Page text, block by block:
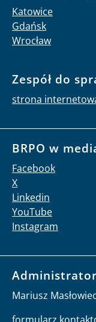
Katowice
Gdańsk
Wrocław
Zespół do
strona
BRPO w
Facebook
X
Linkedin
YouTube
Instagram
Administrator
Mariusz